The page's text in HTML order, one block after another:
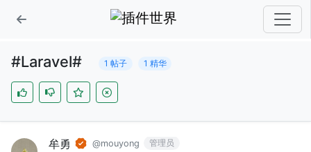
#Laravel# 1 帖子 1 精华
牟勇 @mouyong
管理员